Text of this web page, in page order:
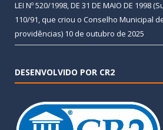
LEI Nº 520/1998, DE 31 DE MAIO DE 1998
110/91, que criou o Conselho Municipal
providências) 10 de outubro de 2025
DESENVOLVIDO POR CR2